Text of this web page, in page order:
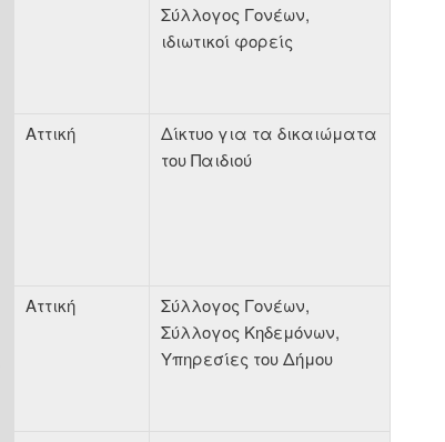
Σύλλογος Γονέων,
ιδιωτικοί φορείς
Αττική
Δίκτυο για τα δικαιώματα
του Παιδιού
Αττική
Σύλλογος Γονέων,
Σύλλογος Κηδεμόνων,
Υπηρεσίες του Δήμου